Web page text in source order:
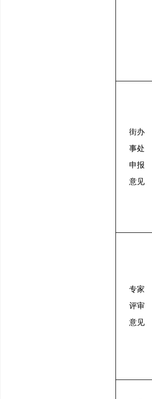
街办
事处
申报
意见
专家
评审
意见